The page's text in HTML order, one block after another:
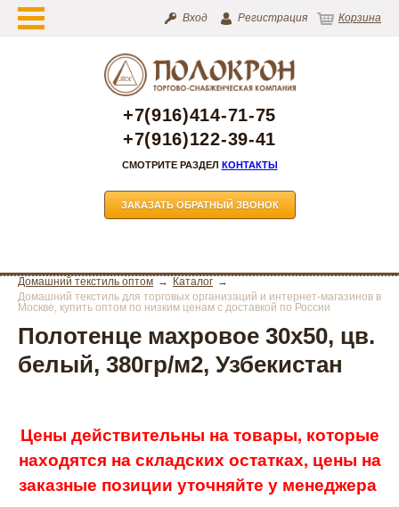
Вход Регистрация Корзина
+7(916)414-71-75
+7(916)122-39-41
СМОТРИТЕ РАЗДЕЛ КОНТАКТЫ
ЗАКАЗАТЬ ОБРАТНЫЙ ЗВОНОК
Домашний текстиль оптом
Каталог
Домашний текстиль для торговых организаций и интернет-магазинов в
Москве, купить оптом по низким ценам с доставкой по России
Полотенце махровое 30х50, цв.
белый, 380гр/м2, Узбекистан
Цены действительны на товары, которые
находятся на складских остатках, цены на
заказные позиции уточняйте у менеджера